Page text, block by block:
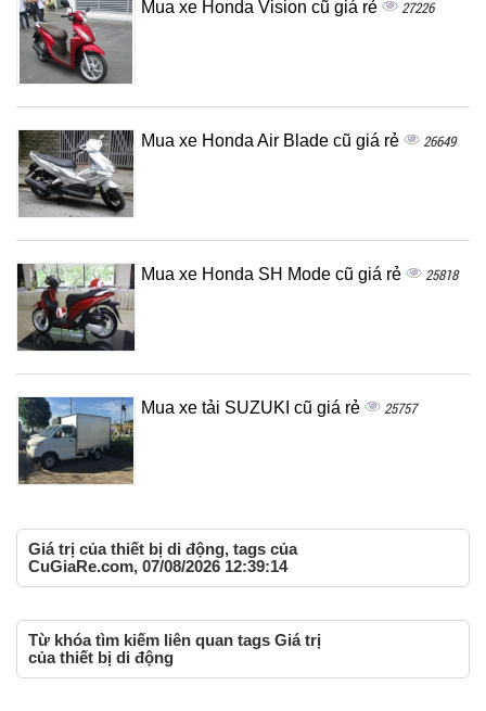
Mua xe Honda Vision cũ giá rẻ 27226
Mua xe Honda Air Blade cũ giá rẻ 26649
Mua xe Honda SH Mode cũ giá rẻ 25818
Mua xe tải SUZUKI cũ giá rẻ 25757
Giá trị của thiết bị di động, tags của
CuGiaRe.com, 07/08/2026 12:39:14
Từ khóa tìm kiếm liên quan tags Giá trị
của thiết bị di động